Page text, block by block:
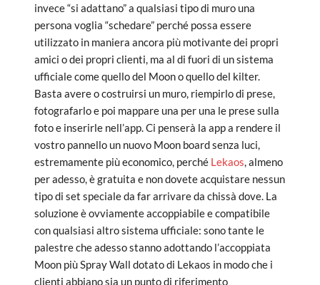
invece “si adattano” a qualsiasi tipo di muro una
persona voglia “schedare” perché possa essere
utilizzato in maniera ancora più motivante dei propri
amici o dei propri clienti, ma al di fuori di un sistema
ufficiale come quello del Moon o quello del kilter.
Basta avere o costruirsi un muro, riempirlo di prese,
fotografarlo e poi mappare una per una le prese sulla
foto e inserirle nell’app. Ci penserà la app a rendere il
vostro pannello un nuovo Moon board senza luci,
estremamente più economico, perché Lekaos , almeno
per adesso, è gratuita e non dovete acquistare nessun
tipo di set speciale da far arrivare da chissà dove. La
soluzione è ovviamente accoppiabile e compatibile
con qualsiasi altro sistema ufficiale: sono tante le
palestre che adesso stanno adottando l’accoppiata
Moon più Spray Wall dotato di Lekaos in modo che i
clienti abbiano sia un punto di riferimento